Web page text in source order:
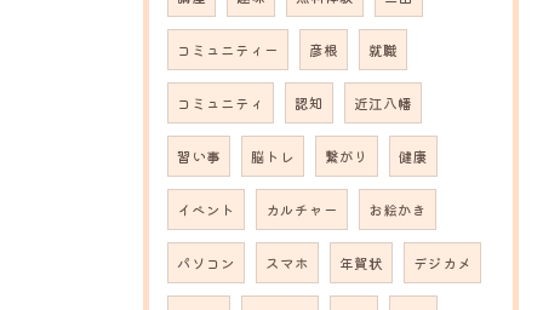
コミュニティー 彦根 就職
コミュニティ 認知 近江八幡
習い事 脳トレ 繋がり 健康
イベント カルチャー お絵かき
パソコン スマホ 年賀状 デジカメ